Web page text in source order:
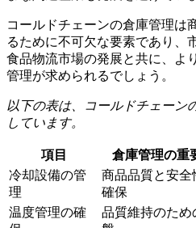
コールドチェーンの倉庫管理は
るために不可欠な要素であり、
食品物流市場の発展と共に、よ
管理が求められるでしょう。
以下の表は、コールドチェーン
しています。
項目 倉庫管理の重
冷却設備の管
理
商品品質と安全
確保
温度管理の確
品質維持のため